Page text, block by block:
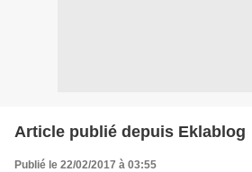
Article publié depuis Eklablog
Publié le 22/02/2017 à 03:55